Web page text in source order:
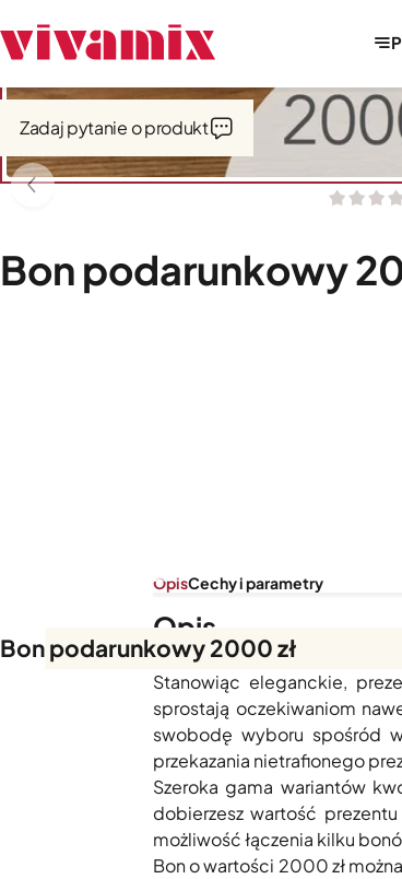
Bony podarunkowe
Bon podarunkowy
Zadaj pytanie o produkt
Bon podarunkowy 2000 zł
OpisCechy i parametry
Opis
Zastanawiasz się nad
Stanowiąc eleganckie,
sprostają oczekiwaniom
swobodę wyboru spośród
przekazania nietrafionego
Szeroka gama wariantów
dobierzesz wartość
możliwość łączenia kilku
Bon o wartości 2000 zł